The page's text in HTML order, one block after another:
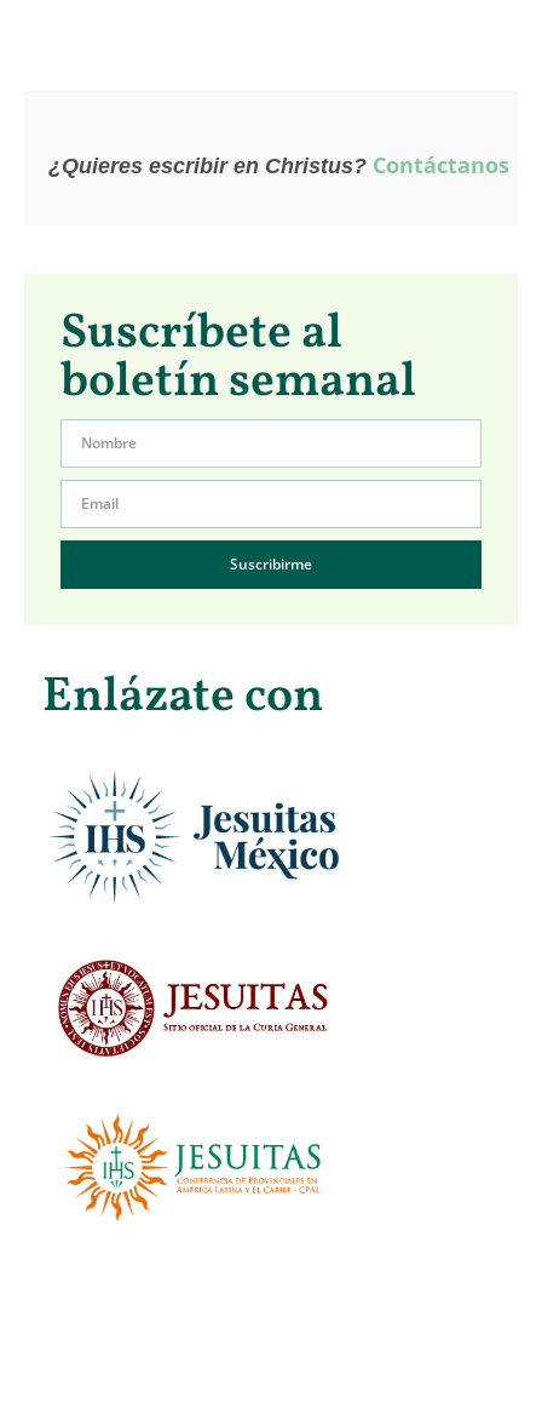
¿Quieres escribir en Christus? Contáctanos
Suscríbete al
boletín semanal
Suscribirme
Enlázate con